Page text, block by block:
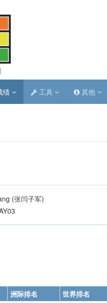
绩 工具 其他
(张闫子军)
洲际排名 世界排名